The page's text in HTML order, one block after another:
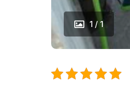
1 / 1